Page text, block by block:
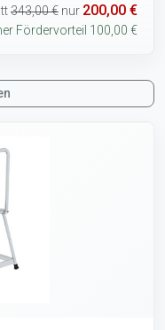
343,00 € nur 200,00 €
Fördervorteil 100,00 €